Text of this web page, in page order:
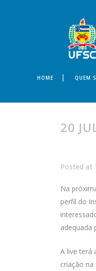
HOME QUEM
20
Posted at
Na
perfil do
adequada
A live terá
criação